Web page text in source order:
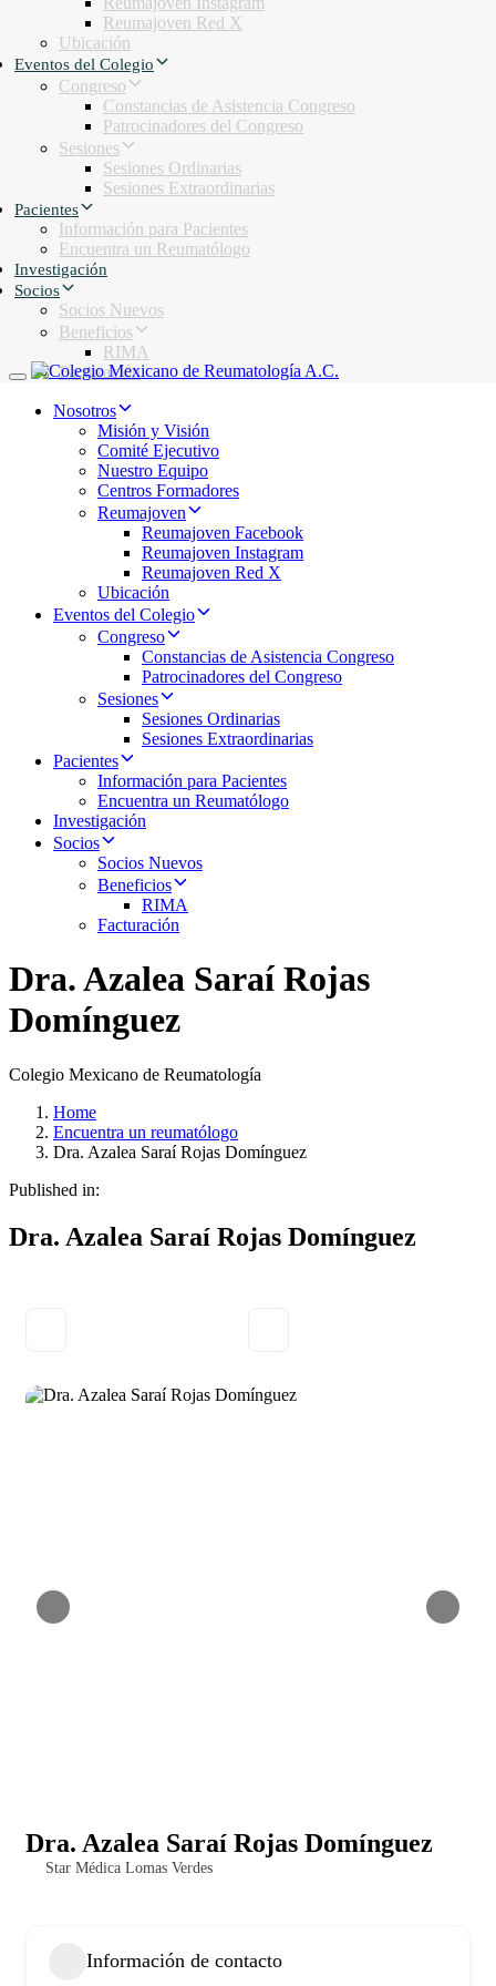
Reumajoven Red X
Ubicación
Eventos del Colegio
Congreso
Constancias de Asistencia Congreso
Patrocinadores del Congreso
Sesiones
Sesiones Ordinarias
Sesiones Extraordinarias
Pacientes
Información para Pacientes
Encuentra un Reumatólogo
Investigación
Socios
Socios Nuevos
Beneficios
RIMA
Facturación
Toggle navigation
Nosotros
Misión y Visión
Comité Ejecutivo
Nuestro Equipo
Centros Formadores
Reumajoven
Reumajoven Facebook
Reumajoven Instagram
Reumajoven Red X
Ubicación
Eventos del Colegio
Congreso
Constancias de Asistencia Congreso
Patrocinadores del Congreso
Sesiones
Sesiones Ordinarias
Sesiones Extraordinarias
Pacientes
Información para Pacientes
Encuentra un Reumatólogo
Investigación
Socios
Socios Nuevos
Beneficios
RIMA
Facturación
Dra. Azalea Saraí Rojas
Domínguez
Colegio Mexicano de Reumatología
Home
Encuentra un reumatólogo
Dra. Azalea Saraí Rojas Domínguez
Published in:
Dra. Azalea Saraí Rojas Domínguez
Dra. Azalea Saraí Rojas Domínguez
Star Médica Lomas Verdes
Información de contacto